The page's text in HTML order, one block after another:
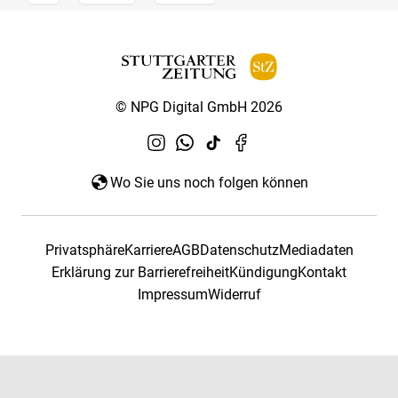
© NPG Digital GmbH 2026
Wo Sie uns noch folgen können
PrivatsphäreKarriereAGBDatenschutzMediadaten
Erklärung zur BarrierefreiheitKündigungKontakt
ImpressumWiderruf